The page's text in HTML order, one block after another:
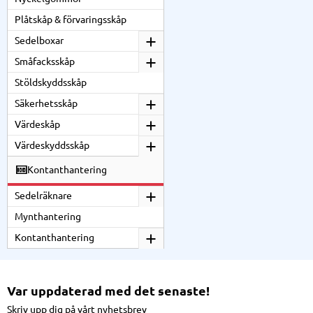
Plåtskåp & förvaringsskåp
Sedelboxar
Småfacksskåp
Stöldskyddsskåp
Säkerhetsskåp
Värdeskåp
Värdeskyddsskåp
Kontanthantering
Sedelräknare
Mynthantering
Kontanthantering
Var uppdaterad med det senaste!
Skriv upp dig på vårt nyhetsbrev